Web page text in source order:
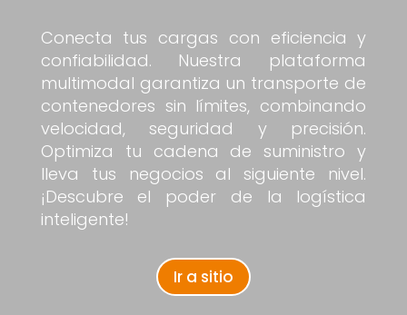
Conecta tus cargas con eficiencia y
confiabilidad. Nuestra plataforma
multimodal garantiza un transporte de
contenedores sin límites, combinando
velocidad, seguridad y precisión.
Optimiza tu cadena de suministro y
lleva tus negocios al siguiente nivel.
¡Descubre el poder de la logística
inteligente!
Ir a sitio